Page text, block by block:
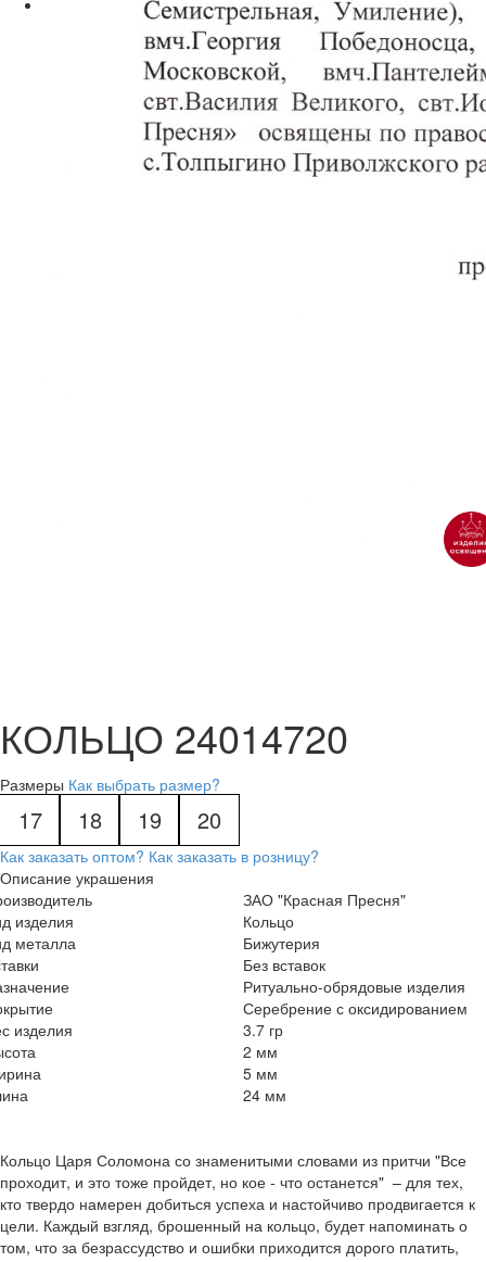
КОЛЬЦО 24014720
Размеры Как выбрать размер?
17 18 19 20
Как заказать оптом? Как заказать в розницу?
Описание украшения
ЗАО "Красная Пресня"
изделия
Кольцо
металла
Бижутерия
Без вставок
Ритуально-обрядовые изделия
Серебрение с оксидированием
изделия
3.7 гр
2 мм
5 мм
24 мм
Кольцо Царя Соломона со знаменитыми словами из притчи "Все
проходит, и это тоже пройдет, но кое - что останется" – для тех,
кто твердо намерен добиться успеха и настойчиво продвигается к
цели. Каждый взгляд, брошенный на кольцо, будет напоминать о
том, что за безрассудство и ошибки приходится дорого платить,